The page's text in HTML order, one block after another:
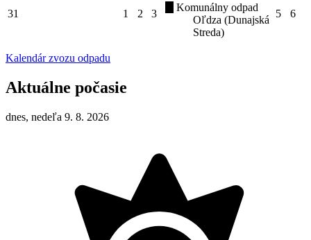
31 1 2 3
Komunálny odpad
Oľdza (Dunajská
Streda)
5 6
Kalendár zvozu odpadu
Aktuálne počasie
dnes, nedeľa 9. 8. 2026